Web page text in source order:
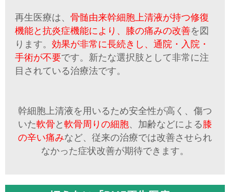
再生医療は、 骨髄由来幹細胞上清液が持つ修復
機能と抗炎症機能により、膝の痛みの改善を図
ります。 効果が非常に長続きし、通院・入院・
手術が不要です。新たな選択肢として非常に注
目されている治療法です。
幹細胞上清液を用いるため安全性が高く 、傷つ
いた軟骨 と 軟骨周りの細胞、加齢などによる膝
の辛い痛みなど、従来の治療では改善させられ
なかった症状改善が期待できます。